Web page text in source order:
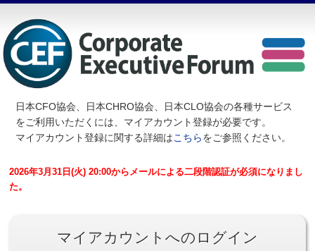
日本CFO協会、日本CHRO協会、日本CLO協会の各種サービス
をご利用いただくには、マイアカウント登録が必要です。
マイアカウント登録に関する詳細はこちらをご参照ください。
2026年3月31日(火) 20:00からメールによる二段階認証が必須になりまし
た。
マイアカウントへのログイン